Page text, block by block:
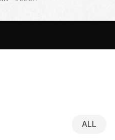
ALL